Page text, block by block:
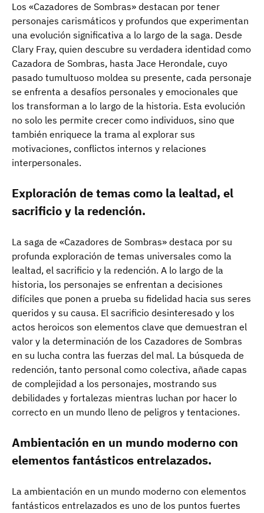
Los «Cazadores de Sombras» destacan por tener
personajes carismáticos y profundos que experimentan
una evolución significativa a lo largo de la saga. Desde
Clary Fray, quien descubre su verdadera identidad como
Cazadora de Sombras, hasta Jace Herondale, cuyo
pasado tumultuoso moldea su presente, cada personaje
se enfrenta a desafíos personales y emocionales que
los transforman a lo largo de la historia. Esta evolución
no solo les permite crecer como individuos, sino que
también enriquece la trama al explorar sus
motivaciones, conflictos internos y relaciones
interpersonales.
Exploración de temas como la lealtad, el
sacrificio y la redención.
La saga de «Cazadores de Sombras» destaca por su
profunda exploración de temas universales como la
lealtad, el sacrificio y la redención. A lo largo de la
historia, los personajes se enfrentan a decisiones
difíciles que ponen a prueba su fidelidad hacia sus seres
queridos y su causa. El sacrificio desinteresado y los
actos heroicos son elementos clave que demuestran el
valor y la determinación de los Cazadores de Sombras
en su lucha contra las fuerzas del mal. La búsqueda de
redención, tanto personal como colectiva, añade capas
de complejidad a los personajes, mostrando sus
debilidades y fortalezas mientras luchan por hacer lo
correcto en un mundo lleno de peligros y tentaciones.
Ambientación en un mundo moderno con
elementos fantásticos entrelazados.
La ambientación en un mundo moderno con elementos
fantásticos entrelazados es uno de los puntos fuertes